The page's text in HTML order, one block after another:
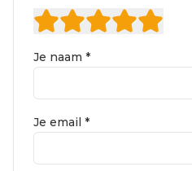
Je naam *
Je email *